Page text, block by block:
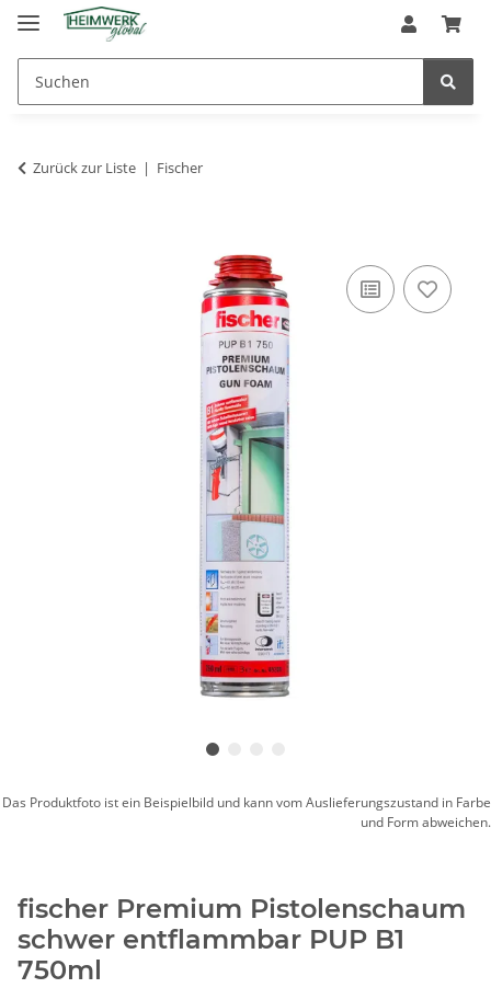
Zurück zur Liste Fischer
Das Produktfoto ist ein Beispielbild und kann vom Auslieferungszustand in Farbe
und Form abweichen.
fischer Premium Pistolenschaum
schwer entflammbar PUP B1
750ml